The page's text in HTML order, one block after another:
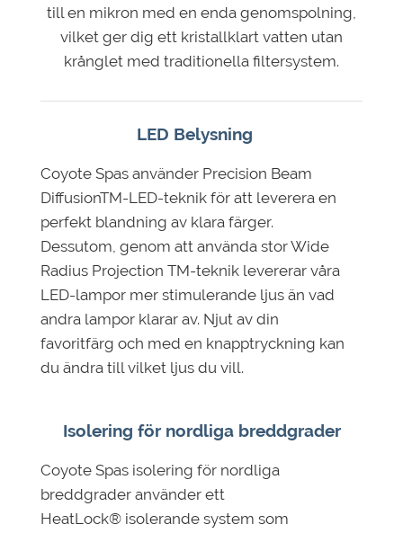
till en mikron med en enda genomspolning,
vilket ger dig ett kristallklart vatten utan
krånglet med traditionella filtersystem.
LED Belysning
Coyote Spas använder Precision Beam
DiffusionTM-LED-teknik för att leverera en
perfekt blandning av klara färger.
Dessutom, genom att använda stor Wide
Radius Projection TM-teknik levererar våra
LED-lampor mer stimulerande ljus än vad
andra lampor klarar av. Njut av din
favoritfärg och med en knapptryckning kan
du ändra till vilket ljus du vill.
Isolering för nordliga breddgrader
Coyote Spas isolering för nordliga
breddgrader använder ett
HeatLock® isolerande system som